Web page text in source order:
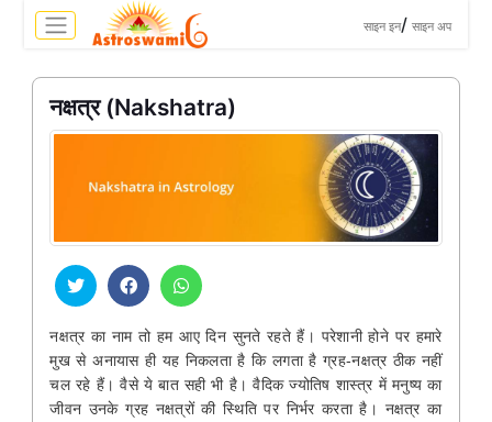
साइन इन/ साइन अप
नक्षत्र (Nakshatra)
नक्षत्र का नाम तो हम आए दिन सुनते रहते हैं। परेशानी होने पर हमारे
मुख से अनायास ही यह निकलता है कि लगता है ग्रह-नक्षत्र ठीक नहीं
चल रहे हैं। वैसे ये बात सही भी है। वैदिक ज्योतिष शास्त्र में मनुष्य का
जीवन उनके ग्रह नक्षत्रों की स्थिति पर निर्भर करता है। नक्षत्र का